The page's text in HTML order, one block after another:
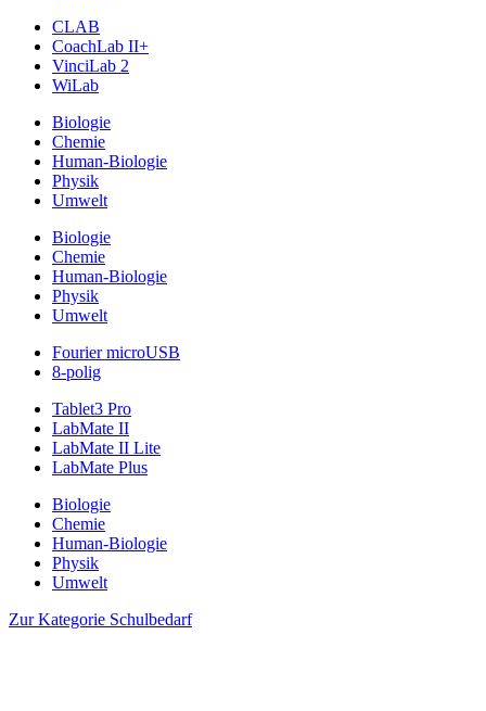
CLAB
CoachLab II+
VinciLab 2
WiLab
Biologie
Chemie
Human-Biologie
Physik
Umwelt
Biologie
Chemie
Human-Biologie
Physik
Umwelt
Fourier microUSB
8-polig
Tablet3 Pro
LabMate II
LabMate II Lite
LabMate Plus
Biologie
Chemie
Human-Biologie
Physik
Umwelt
Zur Kategorie Schulbedarf